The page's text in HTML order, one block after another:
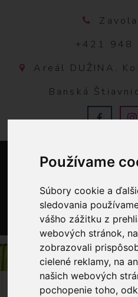
Používame
Súbory cookie a
sledovania
vášho zážitku z
webových stránok,
zobrazovali
cielené reklamy, na
našich webových
pochopenie toho,
+421 948
Areál DUŽINA,
Banská
OBCHOD